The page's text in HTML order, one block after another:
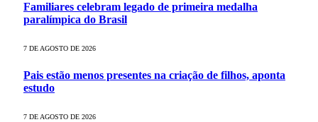
Familiares celebram legado de primeira medalha
paralímpica do Brasil
7 DE AGOSTO DE 2026
Pais estão menos presentes na criação de filhos, aponta
estudo
7 DE AGOSTO DE 2026